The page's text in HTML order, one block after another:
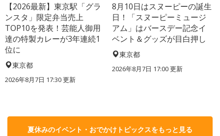
【2026最新】東京駅「グラ
ンスタ」限定弁当売上
TOP10を発表！芸能人御用
達の特製カレーが3年連続1
位に
東京都
2026年8月7日 17:30更新
8月10日はスヌーピーの誕生
日！「スヌーピーミュージ
アム」はバースデー記念イ
ベント＆グッズが目白押し
東京都
2026年8月7日 17:00更新
夏休みのイベント・おでかけトピックスをもっと見る